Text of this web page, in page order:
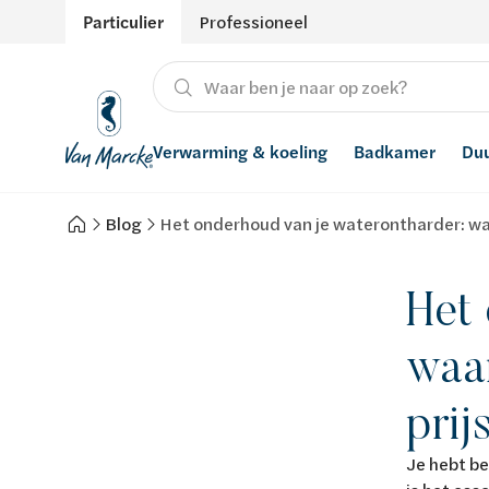
Particulier Professioneel
Verwarming & koeling
Verwarming
Badkamer
Producten
Hernieuwbare energie
Waterontharders
Blog Het onderhoud van je waterontharder:
Het
Je hebt